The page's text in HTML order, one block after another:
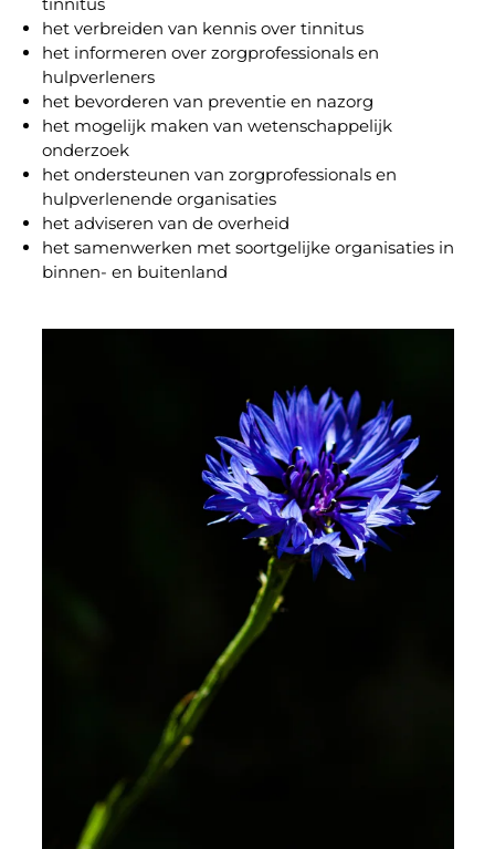
het verbreiden van kennis over tinnitus
het informeren over zorgprofessionals en
hulpverleners
het bevorderen van preventie en nazorg
het mogelijk maken van wetenschappelijk
onderzoek
het ondersteunen van zorgprofessionals en
hulpverlenende organisaties
het adviseren van de overheid
het samenwerken met soortgelijke organisaties in
binnen- en buitenland